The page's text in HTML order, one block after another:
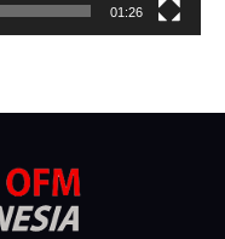
01:26